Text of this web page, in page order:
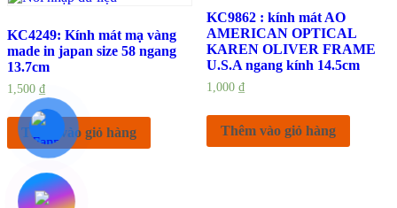
KC4249: Kính mát mạ vàng
made in japan size 58 ngang
13.7cm
1,500 ₫
Thêm vào giỏ hàng
KC9862 : kính mát AO
AMERICAN OPTICAL
KAREN OLIVER FRAME
U.S.A ngang kính 14.5cm
1,000 ₫
Thêm vào giỏ hàng